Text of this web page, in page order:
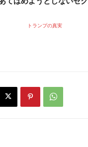
トランプの真実